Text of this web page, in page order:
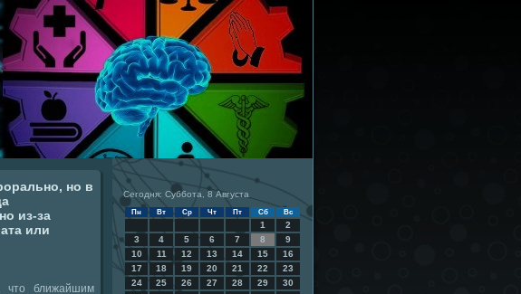
но в
из-за
или
что ближайшим
Сегодня: Суббота, 8 Августа
Пн Вт Ср Чт Пт Сб Вс
1
2
3
4 5 6 7 8
9
10
11 12 13 14 15
16
17
18 19 20 21 22
23
24
25 26 27 28 29
30